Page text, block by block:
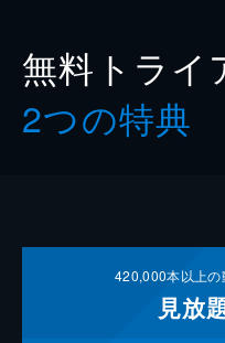
無料トライ
2つの特典
420,000本以上
見放